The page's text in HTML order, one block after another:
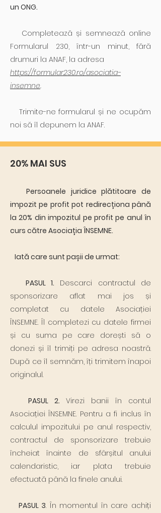
un ONG.
Completează și semnează online
Formularul 230, într-un minut, fără
drumuri la ANAF, la adresa
https://formular230.ro/asociatia-
insemne.
Trimite-ne formularul și ne ocupăm
noi să îl depunem la ANAF.
20% MAI SUS
Persoanele juridice plătitoare de
impozit pe profit pot redirecționa până
la 20% din impozitul pe profit pe anul în
curs către Asociația ÎNSEMNE.
Iată care sunt pașii de urmat:
PASUL 1. Descarci contractul de
sponsorizare aflat mai jos și
completat cu datele Asociației
ÎNSEMNE. Îl completezi cu datele firmei
și cu suma pe care dorești să o
donezi și îl trimiți pe adresa noastră.
După ce îl semnăm, îți trimitem înapoi
originalul.
PASUL 2. Virezi banii în contul
Asociației ÎNSEMNE. Pentru a fi inclus în
calculul impozitului pe anul respectiv,
contractul de sponsorizare trebuie
încheiat înainte de sfârșitul anului
calendaristic, iar plata trebuie
efectuată până la finele anului.
PASUL 3. În momentul în care achiți